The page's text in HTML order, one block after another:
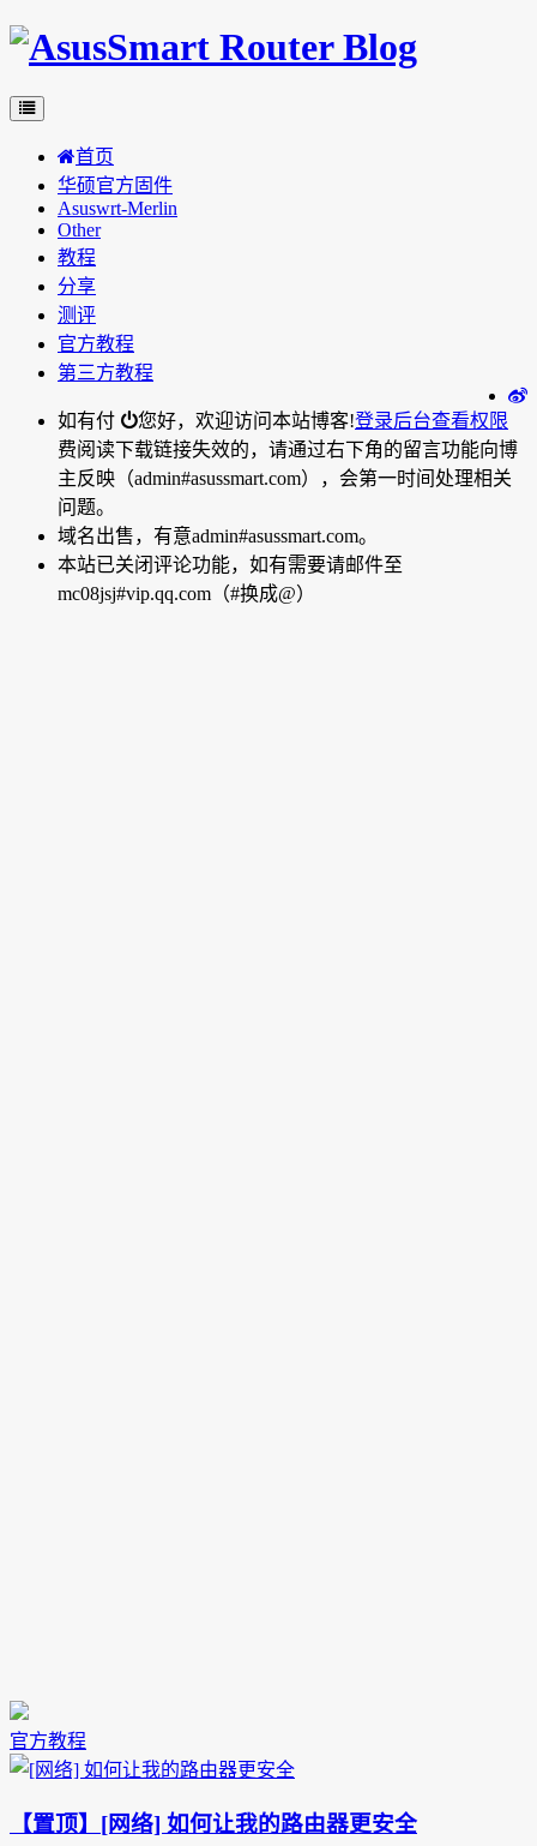
首页
华硕官方固件
Asuswrt-Merlin
Other
教程
分享
测评
官方教程
第三方教程
您好，欢迎访问本站博客!登录后台查看权限
如有付
费阅读下载链接失效的，请通过右下角的留言功能向博
主反映（admin#asussmart.com），会第一时间处理相关
问题。
域名出售，有意admin#asussmart.com。
本站已关闭评论功能，如有需要请邮件至
mc08jsj#vip.qq.com（#换成@）
官方教程
【置顶】[网络] 如何让我的路由器更安全